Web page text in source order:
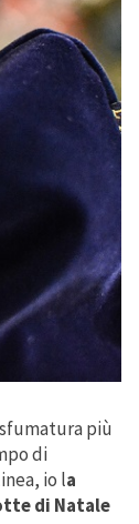
più
di
io la
di Natale